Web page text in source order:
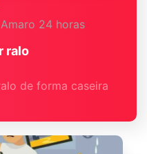
24 horas
ralo
de forma caseira